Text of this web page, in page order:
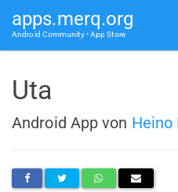
apps.merq.org
Android Community • App Store
Uta
Android App von Heino